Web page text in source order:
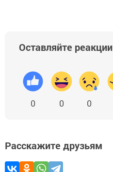
Оставляйте реакции
0 0 0
Расскажите друзьям